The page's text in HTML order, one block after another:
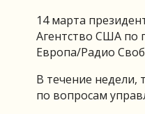
14 марта
Агентство США по
Европа/Радио
В течение недели,
по вопросам